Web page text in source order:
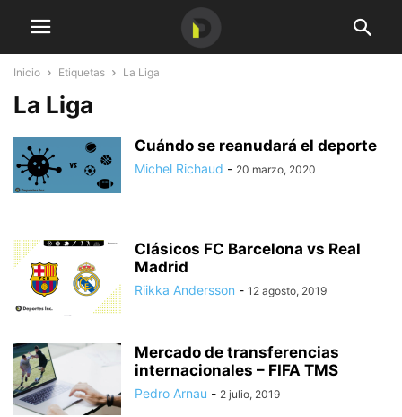
Inicio Etiquetas La Liga
La Liga
Cuándo se reanudará el deporte
Michel Richaud - 20 marzo, 2020
Clásicos FC Barcelona vs Real
Madrid
Riikka Andersson - 12 agosto, 2019
Mercado de transferencias
internacionales – FIFA TMS
Pedro Arnau - 2 julio, 2019